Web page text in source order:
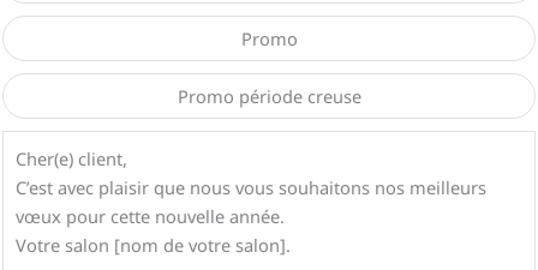
Promo
Promo période creuse
Cher(e) client,
C’est avec plaisir que nous vous souhaitons nos meilleurs
vœux pour cette nouvelle année.
Votre salon [nom de votre salon].